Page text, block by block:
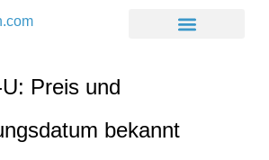
Preis und
bekannt